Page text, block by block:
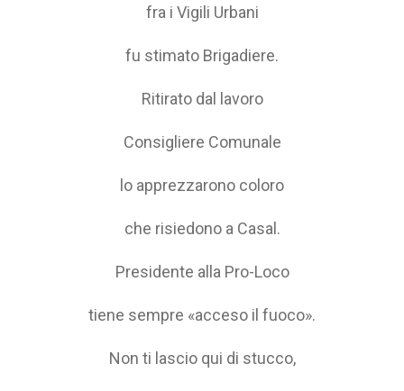
fra i Vigili Urbani
fu stimato Brigadiere.
Ritirato dal lavoro
Consigliere Comunale
lo apprezzarono coloro
che risiedono a Casal.
Presidente alla Pro-Loco
tiene sempre «acceso il fuoco».
Non ti lascio qui di stucco,